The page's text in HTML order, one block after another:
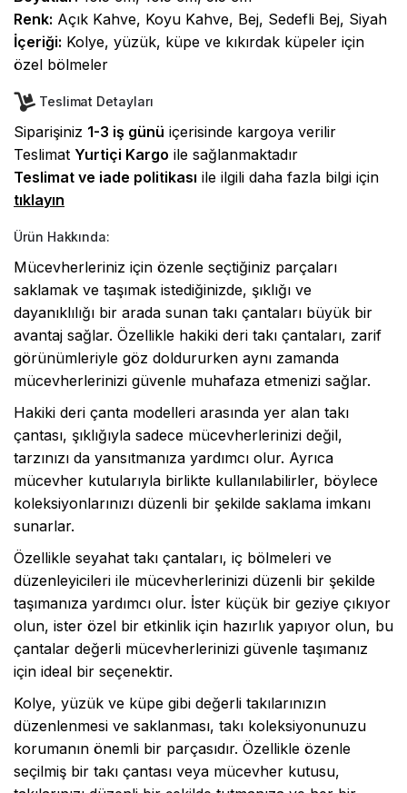
Renk: Açık Kahve, Koyu Kahve, Bej, Sedefli Bej, Siyah
İçeriği: Kolye, yüzük, küpe ve kıkırdak küpeler için
özel bölmeler
Teslimat Detayları
Siparişiniz 1-3 iş günü içerisinde kargoya verilir
Teslimat Yurtiçi Kargo ile sağlanmaktadır
Teslimat ve iade politikası ile ilgili daha fazla bilgi için
tıklayın
Ürün Hakkında:
Mücevherleriniz için özenle seçtiğiniz parçaları
saklamak ve taşımak istediğinizde, şıklığı ve
dayanıklılığı bir arada sunan takı çantaları büyük bir
avantaj sağlar. Özellikle hakiki deri takı çantaları, zarif
görünümleriyle göz doldururken aynı zamanda
mücevherlerinizi güvenle muhafaza etmenizi sağlar.
Hakiki deri çanta modelleri arasında yer alan takı
çantası, şıklığıyla sadece mücevherlerinizi değil,
tarzınızı da yansıtmanıza yardımcı olur. Ayrıca
mücevher kutularıyla birlikte kullanılabilirler, böylece
koleksiyonlarınızı düzenli bir şekilde saklama imkanı
sunarlar.
Özellikle seyahat takı çantaları, iç bölmeleri ve
düzenleyicileri ile mücevherlerinizi düzenli bir şekilde
taşımanıza yardımcı olur. İster küçük bir geziye çıkıyor
olun, ister özel bir etkinlik için hazırlık yapıyor olun, bu
çantalar değerli mücevherlerinizi güvenle taşımanız
için ideal bir seçenektir.
Kolye, yüzük ve küpe gibi değerli takılarınızın
düzenlenmesi ve saklanması, takı koleksiyonunuzu
korumanın önemli bir parçasıdır. Özellikle özenle
seçilmiş bir takı çantası veya mücevher kutusu,